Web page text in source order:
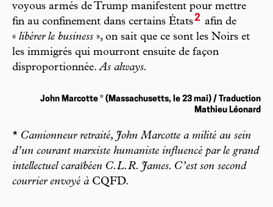
voyous armés de Trump manifestent pour mettre
fin au confinement dans certains États2 afin de
« libérer le business », on sait que ce sont les Noirs et
les immigrés qui mourront ensuite de façon
disproportionnée.As always.
John Marcotte * (Massachusetts, le 23 mai) / Traduction
Mathieu Léonard
* Camionneur retraité, John Marcotte a milité au sein
d’un courant marxiste humaniste influencé par le grand
intellectuel caraïbéen C.L.R. James. C’est son second
courrier envoyé à CQFD.